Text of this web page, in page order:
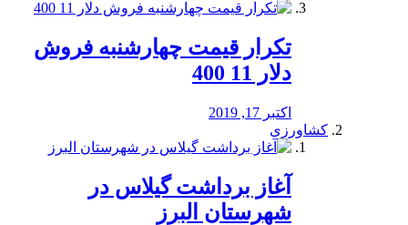
تکرار قیمت چهارشنبه فروش
دلار 11 400
اکتبر 17, 2019
کشاورزی
آغاز برداشت گیلاس در
شهرستان البرز